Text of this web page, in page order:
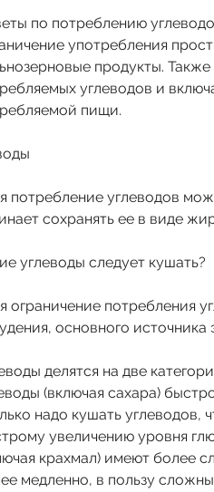
по потреблению
употребления
продукты.
углеводов и
пищи.
потребление углеводов
сохранять ее в виде
углеводы следует кушать?
ограничение потребления
основного источника
делятся на две
(включая сахара)
надо кушать углеводов,
увеличению уровня
крахмал) имеют более
медленно, в пользу